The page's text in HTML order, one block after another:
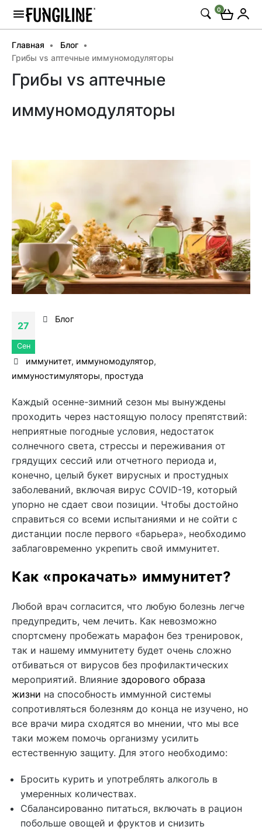
0
Главная
Блог
Грибы vs аптечные иммуномодуляторы
Грибы vs аптечные
иммуномодуляторы
27
Сен
Блог
иммунитет, иммуномодулятор,
иммуностимуляторы, простуда
Каждый осенне-зимний сезон мы вынуждены
проходить через настоящую полосу препятствий:
неприятные погодные условия, недостаток
солнечного света, стрессы и переживания от
грядущих сессий или отчетного периода и,
конечно, целый букет вирусных и простудных
заболеваний, включая вирус COVID-19, который
упорно не сдает свои позиции. Чтобы достойно
справиться со всеми испытаниями и не сойти с
дистанции после первого «барьера», необходимо
заблаговременно укрепить свой иммунитет.
Как «прокачать» иммунитет?
Любой врач согласится, что любую болезнь легче
предупредить, чем лечить. Как невозможно
спортсмену пробежать марафон без тренировок,
так и нашему иммунитету будет очень сложно
отбиваться от вирусов без профилактических
мероприятий. Влияние здорового образа
жизни на способность иммунной системы
сопротивляться болезням до конца не изучено, но
все врачи мира сходятся во мнении, что мы все
таки можем помочь организму усилить
естественную защиту. Для этого необходимо:
Бросить курить и употреблять алкоголь в
умеренных количествах.
Сбалансированно питаться, включать в рацион
побольше овощей и фруктов и снизить